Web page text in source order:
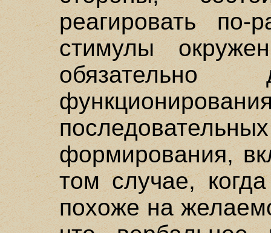
реагировать
стимулы
обязательно
формирования,
том случае,
похоже на